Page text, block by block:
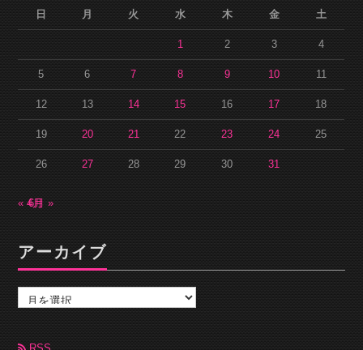
日
月 火 水 木 金 土
1 2 3 4
5 6 7 8 9 10 11
12 13 14 15 16 17 18
19 20 21 22 23 24 25
26 27 28 29 30 31
« 4月6月 »
アーカイブ
カ
ブ